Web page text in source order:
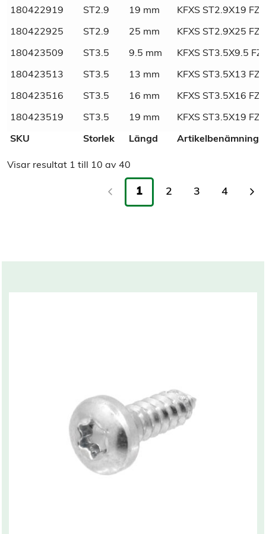
Material Stål
Tull/ Tariff 73181491
Norm DIN
180422919 ST2.9 19 mm KFXS ST2.9X19
180422925 ST2.9 25 mm KFXS ST2.9X25
180423509 ST3.5 9.5 mm KFXS ST3.5X9.5
180423513 ST3.5 13 mm KFXS ST3.5X13
180423516 ST3.5 16 mm KFXS ST3.5X16
180423519 ST3.5 19 mm KFXS ST3.5X19
SKU Storlek Längd Artikelbenämning
Visar resultat 1 till 10 av 40
1 2 3 4